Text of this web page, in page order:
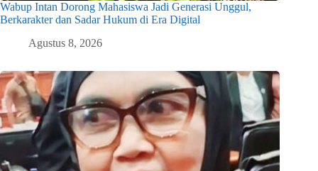
Wabup Intan Dorong Mahasiswa Jadi Generasi Unggul,
Berkarakter dan Sadar Hukum di Era Digital
Agustus 8, 2026